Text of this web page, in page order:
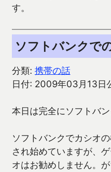
す。
ソフトバンクで
分類: 携帯の話
日付: 2009年03月13日
本日は完全にソフトバ
ソフトバンクでカシオ
され始めていますが、
オはお勧めしません。